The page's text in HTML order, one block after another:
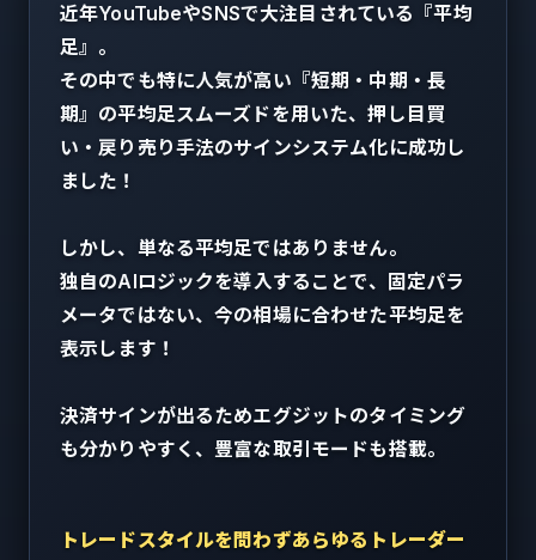
近年YouTubeやSNSで大注目されている『平均
足』。
その中でも特に人気が高い『短期・中期・長
期』の平均足スムーズドを用いた、押し目買
い・戻り売り手法のサインシステム化に成功し
ました！
しかし、単なる平均足ではありません。
独自のAIロジックを導入することで、
固定パラ
メータではない、今の相場に合わせた平均足を
表示します！
決済サインが出るためエグジットのタイミング
も分かりやすく、豊富な取引モードも搭載。
トレードスタイルを問わずあらゆるトレーダー